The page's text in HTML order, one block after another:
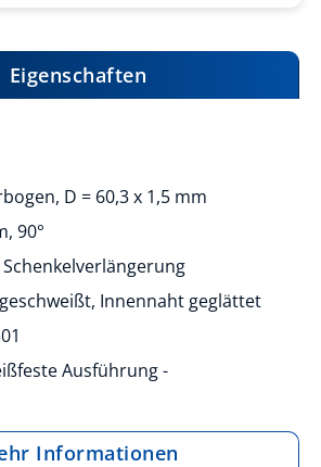
Eigenschaften
D = 60,3 x 1,5 mm
90°
Innennaht geglättet
Ausführung -
Informationen